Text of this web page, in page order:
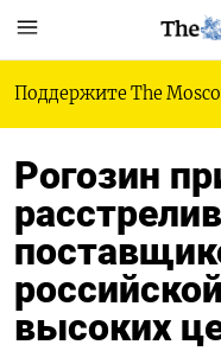
Поддержите The
Рогозин
высоких